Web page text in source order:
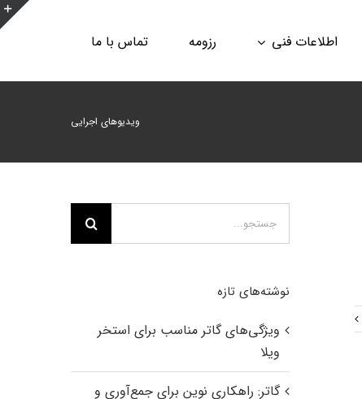
اطلاعات فنی رزومه تماس با ما
ویدیوهای اجرایی
برای:
نوشته‌های تازه
ویژگی‌های گاتر مناسب برای استخر
ویلا
گاتر: راهکاری نوین برای جمع‌آوری و